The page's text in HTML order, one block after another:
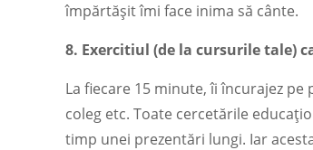
împărtășit îmi face inima să cânte.
8. Exercitiul (de la cursurile tale)
La fiecare 15 minute, îi încurajez
coleg etc. Toate cercetările
timp unei prezentări lungi. Iar